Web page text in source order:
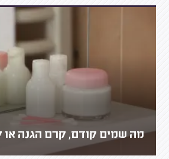
מה שמים קודם, קרם הגנה או